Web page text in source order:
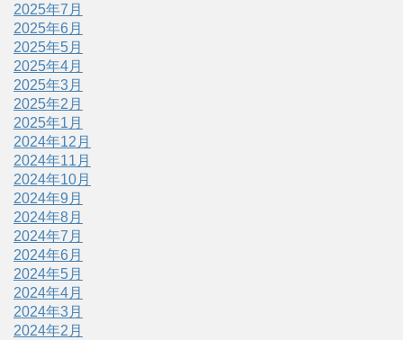
2025年7月
2025年6月
2025年5月
2025年4月
2025年3月
2025年2月
2025年1月
2024年12月
2024年11月
2024年10月
2024年9月
2024年8月
2024年7月
2024年6月
2024年5月
2024年4月
2024年3月
2024年2月